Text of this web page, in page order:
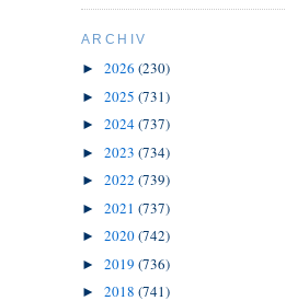
ARCHIV
► 2026 (230)
► 2025 (731)
► 2024(737)
► 2023 (734)
► 2022 (739)
► 2021 (737)
► 2020(742)
► 2019 (736)
► 2018 (741)